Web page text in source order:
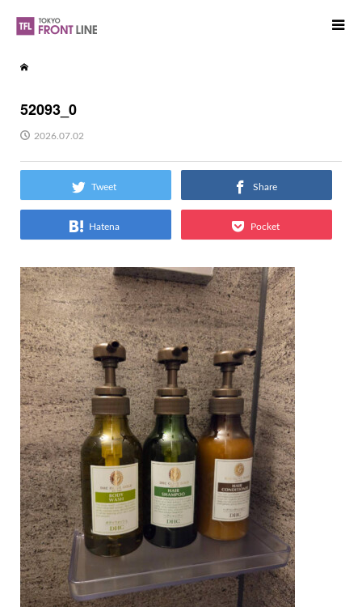
52093_0
2026.07.02
Tweet Share
Hatena Pocket